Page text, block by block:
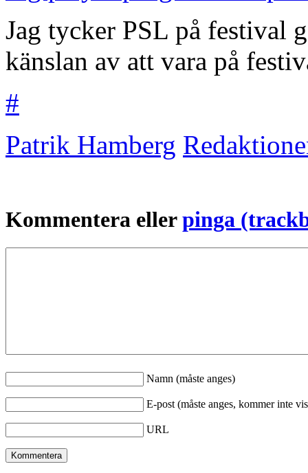
Jag tycker PSL på festival
känslan av att vara på
#
Patrik Hamberg
Kommentera ellerpinga
Namn (måste anges)
E-post (måste anges, kommer inte
URL